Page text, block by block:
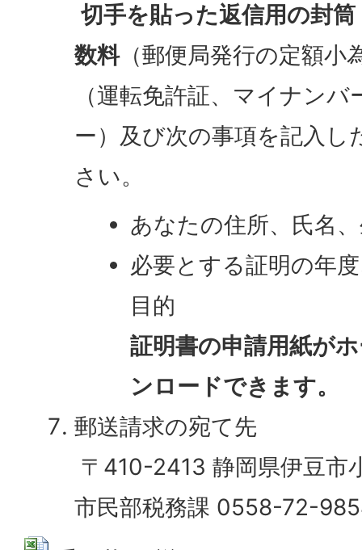
切手を貼った返信用の封筒
数料（郵便局発行の定額小
（運転免許証、マイナン
ー）及び次の事項を記入し
さい。
あなたの住所、氏名
必要とする証明の年
目的
証明書の申請用紙が
ンロードできます。
郵送請求の宛て先
〒410-2413 静岡県伊豆市
市民部税務課 0558-72-